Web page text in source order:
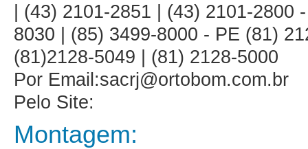
| (43) 2101-2851 | (43) 2101-
8030 | (85) 3499-8000 - PE (81)
(81)2128-5049 | (81) 2128-5000
Por Email:sacrj@ortobom.com.br
Pelo Site:
Montagem: